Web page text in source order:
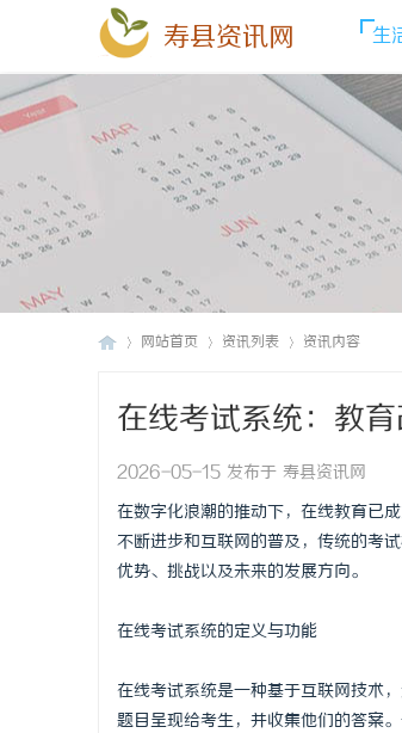
寿县资讯网 生
网站首页 资讯列表 资讯内容
在线考试系统：教
2026-05-15 发布于 寿县资讯网
在数字化浪潮的推动下，在线教育已
不断进步和互联网的普及，传统的考
优势、挑战以及未来的发展方向。
在线考试系统的定义与功能
在线考试系统是一种基于互联网技术
题目呈现给考生，并收集他们的答案